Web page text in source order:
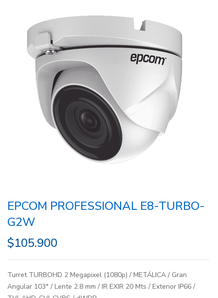
EPCOM PROFESSIONAL E8-TURBO-
G2W
$105.900
Turret TURBOHD 2 Megapixel (1080p) / METÁLICA / Gran
Angular 103° / Lente 2.8 mm / IR EXIR 20 Mts / Exterior IP66 /